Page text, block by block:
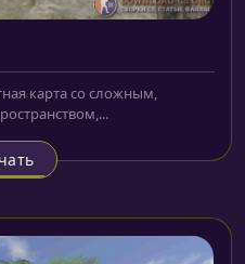
карта со сложным,